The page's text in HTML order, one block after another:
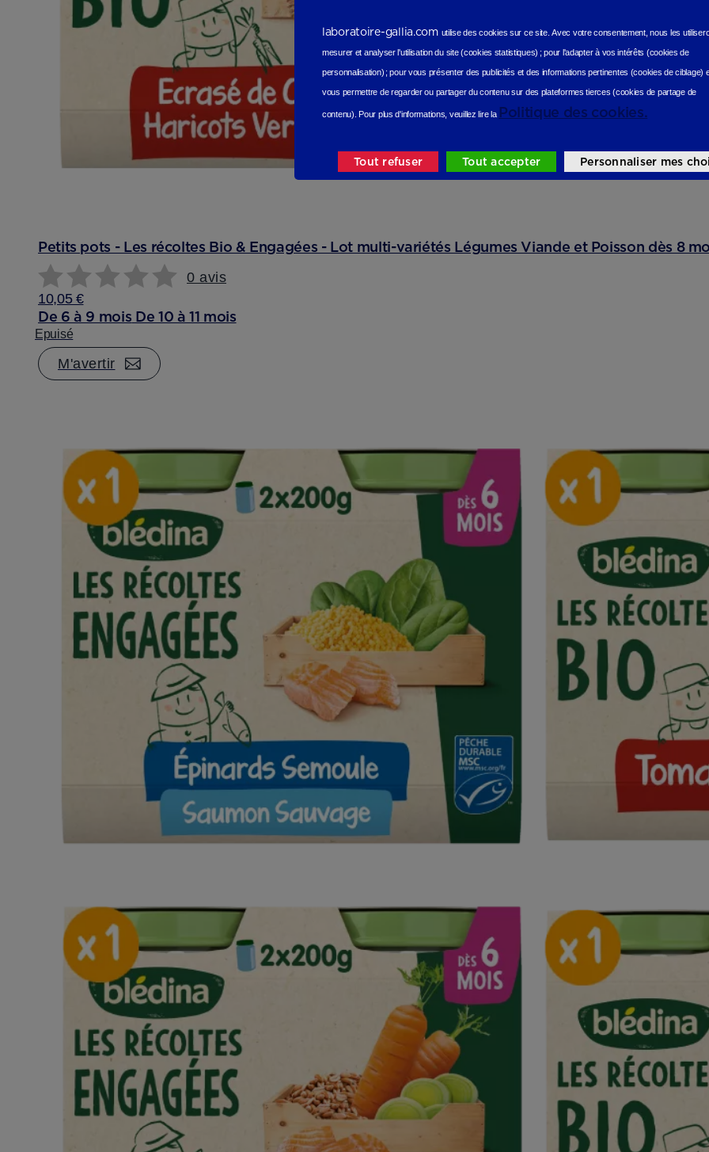
Petits pots - Les récoltes Bio & Engagées - Lot multi-variétés Légumes Viande et Poisson dès 8
0 avis
10,05 €
De 6 à 9 mois De 10 à 11 mois
Epuisé
M'avertir
laboratoire-gallia.com utilise des cookies sur ce site.Avec votre consentement, nous les
mesurer et analyser l'utilisation du site (cookies statistiques) ;pour l'adapter à vos intérêts (cookies de
personnalisation) ;pour vous présenter des publicités et des informations pertinentes (cookies de ciblage)
vous permettre de regarder ou partager du contenu sur des plateformes tierces (cookies de partage de
contenu). Pour plus d'informations, veuillez lire la Politique des cookies.
Tout refuser Tout accepter Personnaliser mes